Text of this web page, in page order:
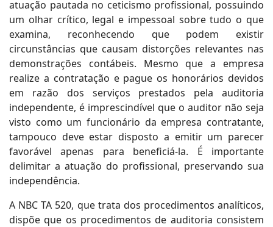
atuação pautada no ceticismo profissional, possuindo
um olhar crítico, legal e impessoal sobre tudo o que
examina, reconhecendo que podem existir
circunstâncias que causam distorções relevantes nas
demonstrações contábeis. Mesmo que a empresa
realize a contratação e pague os honorários devidos
em razão dos serviços prestados pela auditoria
independente, é imprescindível que o auditor não seja
visto como um funcionário da empresa contratante,
tampouco deve estar disposto a emitir um parecer
favorável apenas para beneficiá-la. É importante
delimitar a atuação do profissional, preservando sua
independência.
A NBC TA 520, que trata dos procedimentos analíticos,
dispõe que os procedimentos de auditoria consistem